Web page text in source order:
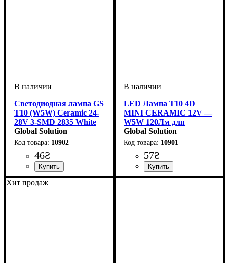
Светодиодная лампа GS
T10 (W5W) Ceramic 24-
28V 3-SMD 2835 White
для грузовиков
Global Solution
10902
46₴
Назначение лампы:
Габаритные огни,
Цвет:: Белый
Напряжение, V: 24-28V
Количество в упаковке: 1
шт.
LED Лампа T10 4D
MINI CERAMIC 12V —
W5W 120Лм для
Габаритов
Global Solution
10901
57₴
Назначение лампы:
Цвет:: Белый
Напряжение, V: 10-15V
Количество в упаковке: 1
Хит продаж